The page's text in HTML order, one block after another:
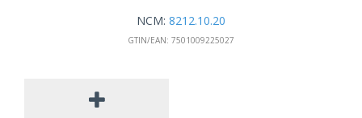
NCM: 8212.10.20
GTIN/EAN: 7501009225027